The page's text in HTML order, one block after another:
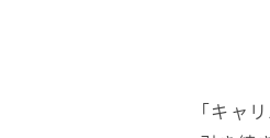
「キャ